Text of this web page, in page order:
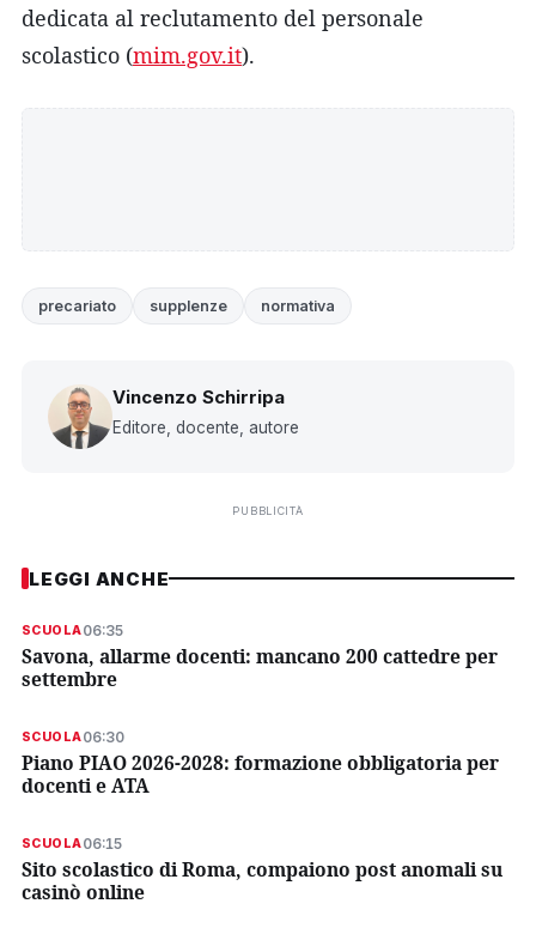
dedicata al reclutamento del personale
scolastico (mim.gov.it).
precariato supplenze normativa
Vincenzo Schirripa
Editore, docente, autore
PUBBLICITÀ
LEGGI ANCHE
SCUOLA06:35
Savona, allarme docenti: mancano 200 cattedre per
settembre
SCUOLA06:30
Piano PIAO 2026-2028: formazione obbligatoria per
docenti e ATA
SCUOLA06:15
Sito scolastico di Roma, compaiono post anomali su
casinò online